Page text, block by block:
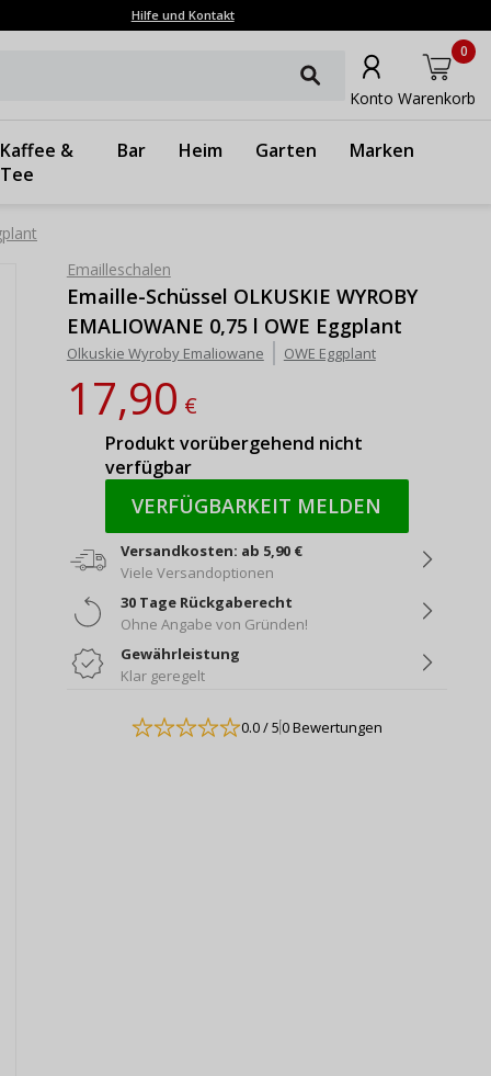
Hilfe und Kontakt
Konto Warenkorb
0
Kaffee &
Tee
Bar Heim Garten Marken
Emailleschalen
Emaille-Schüssel OLKUSKIE WYROBY
EMALIOWANE 0,75 l OWE Eggplant
Olkuskie Wyroby Emaliowane OWE Eggplant
17,90€
Produkt vorübergehend nicht
verfügbar
VERFÜGBARKEIT MELDEN
Versandkosten: ab 5,90 €
Viele Versandoptionen
30 Tage Rückgaberecht
Ohne Angabe von Gründen!
Gewährleistung
Klar geregelt
0.0/ 50 Bewertungen